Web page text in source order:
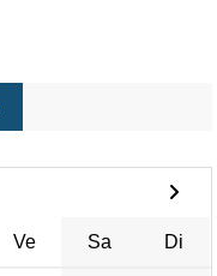
Ve Sa Di